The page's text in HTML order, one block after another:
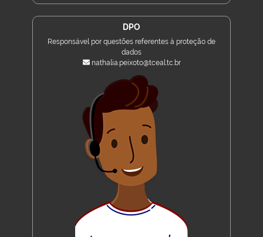
DPO
Responsável por questões referentes à proteção de
dados
nathalia.peixoto@tceal.tc.br